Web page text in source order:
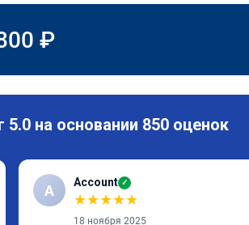
₽
на основании 850 оценок
A Account ✓
★★★★★
18 ноября 2025